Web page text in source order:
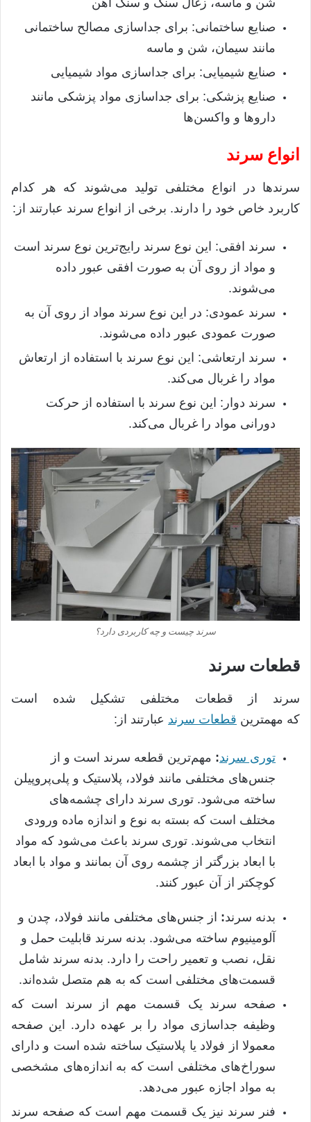
شن و ماسه، زغال سنگ و سنگ آهن
صنایع ساختمانی: برای جداسازی مصالح ساختمانی
مانند سیمان، شن و ماسه
صنایع شیمیایی: برای جداسازی مواد شیمیایی
صنایع پزشکی: برای جداسازی مواد پزشکی مانند
داروها و واکسن‌ها
انواع سرند
سرندها در انواع مختلفی تولید می‌شوند که هر کدام
کاربرد خاص خود را دارند. برخی از انواع سرند عبارتند از :
سرند افقی: این نوع سرند رایج‌ترین نوع سرند است
و مواد از روی آن به صورت افقی عبور داده
می‌شوند.
سرند عمودی: در این نوع سرند مواد از روی آن به
صورت عمودی عبور داده می‌شوند.
سرند ارتعاشی: این نوع سرند با استفاده از ارتعاش
مواد را غربال می‌کند.
سرند دوار : این نوع سرند با استفاده از حرکت
دورانی مواد را غربال می‌کند.
سرند چیست و چه کاربردی دارد؟
قطعات سرند
سرند از قطعات مختلفی تشکیل شده است
که مهمترین قطعات سرند عبارتند از :
توری سرند: مهم‌ترین قطعه سرند است و از
جنس‌های مختلفی مانند فولاد، پلاستیک و پلی‌پروپیلن
ساخته می‌شود. توری سرند دارای چشمه‌های
مختلف است که بسته به نوع و اندازه ماده ورودی
انتخاب می‌شوند. توری سرند باعث می‌شود که مواد
با ابعاد بزرگتر از چشمه روی آن بمانند و مواد با ابعاد
کوچکتر از آن عبور کنند.
بدنه سرند: از جنس‌های مختلفی مانند فولاد، چدن و
آلومینیوم ساخته می‌شود. بدنه سرند قابلیت حمل و
نقل، نصب و تعمیر راحت را دارد. بدنه سرند شامل
قسمت‌های مختلفی است که به هم متصل شده‌اند.
صفحه سرند یک قسمت مهم از سرند است که
وظیفه جداسازی مواد را بر عهده دارد. این صفحه
معمولا از فولاد یا پلاستیک ساخته شده است و دارای
سوراخ‌های مختلفی است که به اندازه‌های مشخصی
به مواد اجازه عبور می‌دهد.
فنر سرند نیز یک قسمت مهم است که صفحه سرند